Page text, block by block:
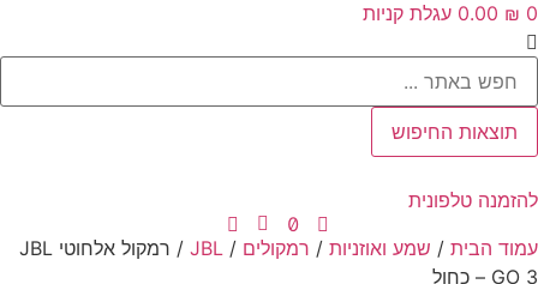
‎0.00 ₪ 0
עגלת קניות
Search
...
תוצאות החיפוש
להזמנה טלפונית
עמוד הבית / שמע ואוזניות / רמקולים /
JBL
/ רמקול אלחוטי JBL
GO 3 – כחול